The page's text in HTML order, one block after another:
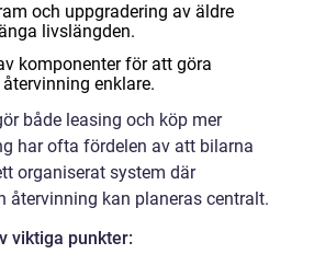
och uppgradering av äldre
livslängden.
komponenter för att göra
enklare.
både leasing och köp mer
har ofta fördelen av att bilarna
organiserat system där
återvinning kan planeras centralt.
viktiga punkter: